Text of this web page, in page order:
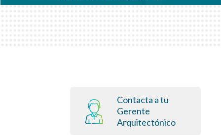
Contacta a tu
Gerente
Arquitectónico